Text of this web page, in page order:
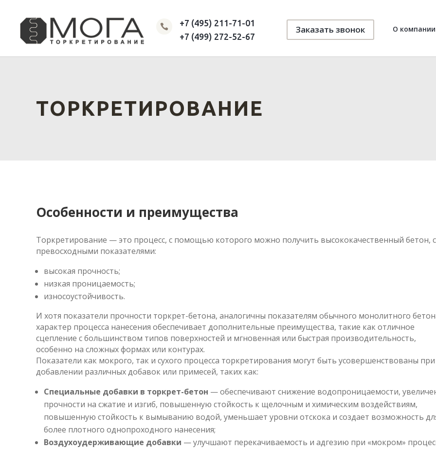
О компании

+7 (495) 211-71-01
+7 (499) 272-52-67
Заказать звонок
ТОРКРЕТИРОВАНИЕ
Особенности и преимущества
Торкретирование — это процесс, с помощью которого можно получить высококачественный бетон, с
превосходными показателями:
высокая прочность;
низкая проницаемость;
износоустойчивость.
И хотя показатели прочности торкрет-бетона, аналогичны показателям обычного монолитного
характер процесса нанесения обеспечивает дополнительные преимущества, такие как отличное
сцепление с большинством типов поверхностей и мгновенная или быстрая производительность,
особенно на сложных формах или контурах.
Показатели как мокрого, так и сухого процесса торкретирования могут быть усовершенствованы при
добавлении различных добавок или примесей, таких как:
Специальные добавки в торкрет-бетон — обеспечивают снижение водопроницаемости,
прочности на сжатие и изгиб, повышенную стойкость к щелочным и химическим воздействиям,
повышенную стойкость к вымыванию водой, уменьшает уровни отскока и создает возможность
более плотного однопроходного нанесения;
Воздухоудерживающие добавки — улучшают перекачиваемость и адгезию при «мокром»